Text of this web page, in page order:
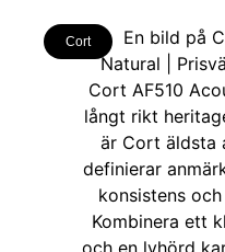
Cort